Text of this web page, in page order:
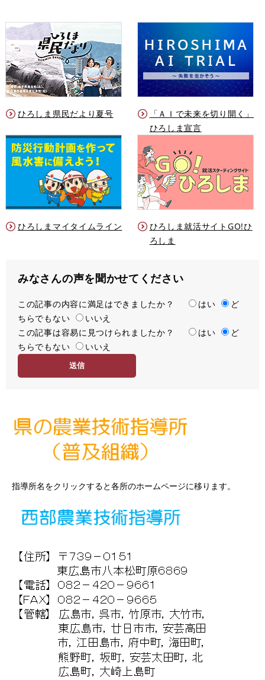
ひろしま県民だより夏号
「ＡＩで未来を切り開く」
ひろしま宣言
ひろしまマイタイムライン
ひろしま就活サイトGO!ひ
ろしま
みなさんの声を聞かせてください
満
足
度
この記事の内容に満足はできましたか？ はい
ど
ちらでもない
いいえ
容
易
この記事は容易に見つけられましたか？ はい
ど
ちらでもない
いいえ
指導所名をクリックすると各所のホームページに移ります。